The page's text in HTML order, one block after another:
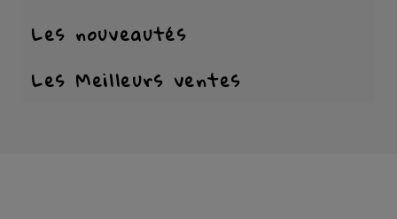
Les nouveautés
Les Meilleurs ventes